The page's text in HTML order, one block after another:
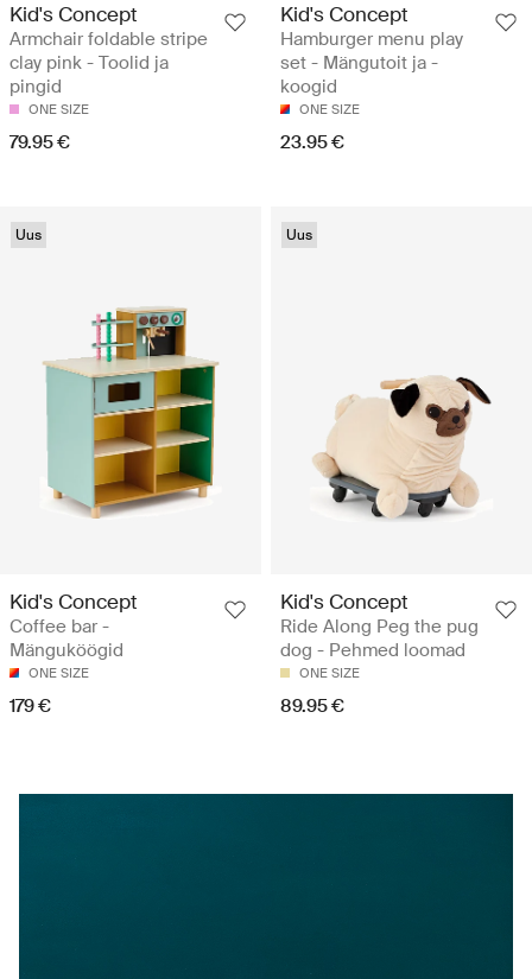
Kid's Concept
Armchair foldable stripe
clay pink - Toolid ja
pingid
ONE SIZE
79.95 €
Kid's Concept
Hamburger menu play
set - Mängutoit ja -
koogid
ONE SIZE
23.95 €
Uus
Kid's Concept
Coffee bar -
Mänguköögid
ONE SIZE
179 €
Uus
Kid's Concept
Ride Along Peg the pug
dog - Pehmed loomad
ONE SIZE
89.95 €